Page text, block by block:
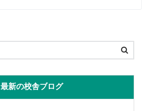
最新の校舎ブログ